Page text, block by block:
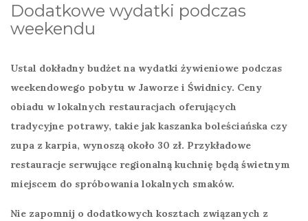
Dodatkowe wydatki podczas
weekendu
Ustal dokładny budżet na wydatki żywieniowe podczas
weekendowego pobytu w Jaworze i Świdnicy. Ceny
obiadu w lokalnych restauracjach oferujących
tradycyjne potrawy, takie jak kaszanka boleściańska czy
zupa z karpia, wynoszą około 30 zł. Przykładowe
restauracje serwujące regionalną kuchnię będą świetnym
miejscem do spróbowania lokalnych smaków.
Nie zapomnij o dodatkowych kosztach związanych z